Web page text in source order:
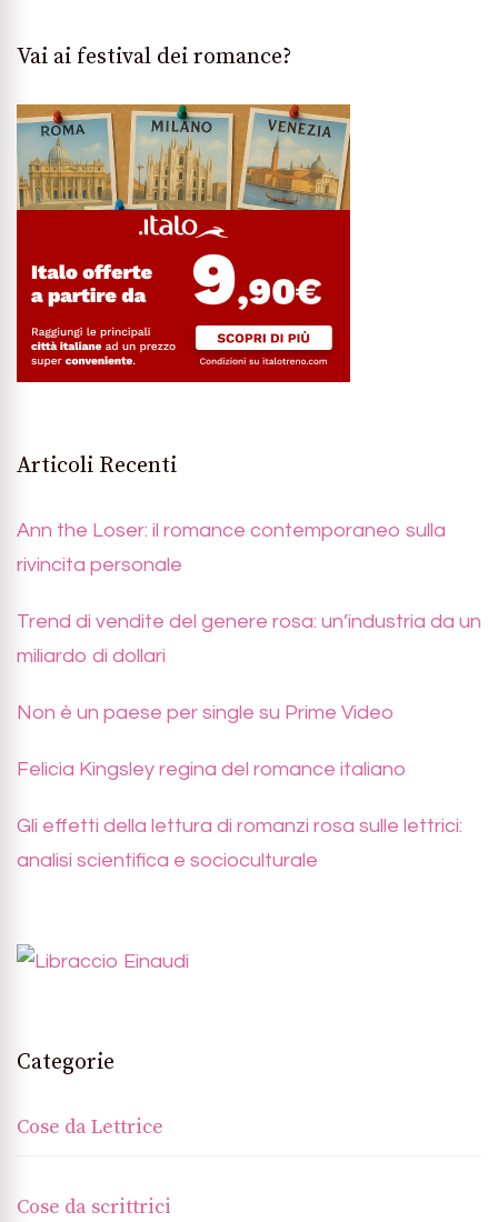
Vai ai festival dei romance?
Articoli Recenti
Ann the Loser: il romance contemporaneo sulla
rivincita personale
Trend di vendite del genere rosa: un’industria da un
miliardo di dollari
Non è un paese per single su Prime Video
Felicia Kingsley regina del romance italiano
Gli effetti della lettura di romanzi rosa sulle lettrici:
analisi scientifica e socioculturale
Categorie
Cose da Lettrice
Cose da scrittrici